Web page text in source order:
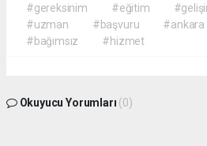
#gereksinim
#eğitim
#uzman
#başvuru #ankara
#bağımsız
#hizmet
Okuyucu Yorumları (0)